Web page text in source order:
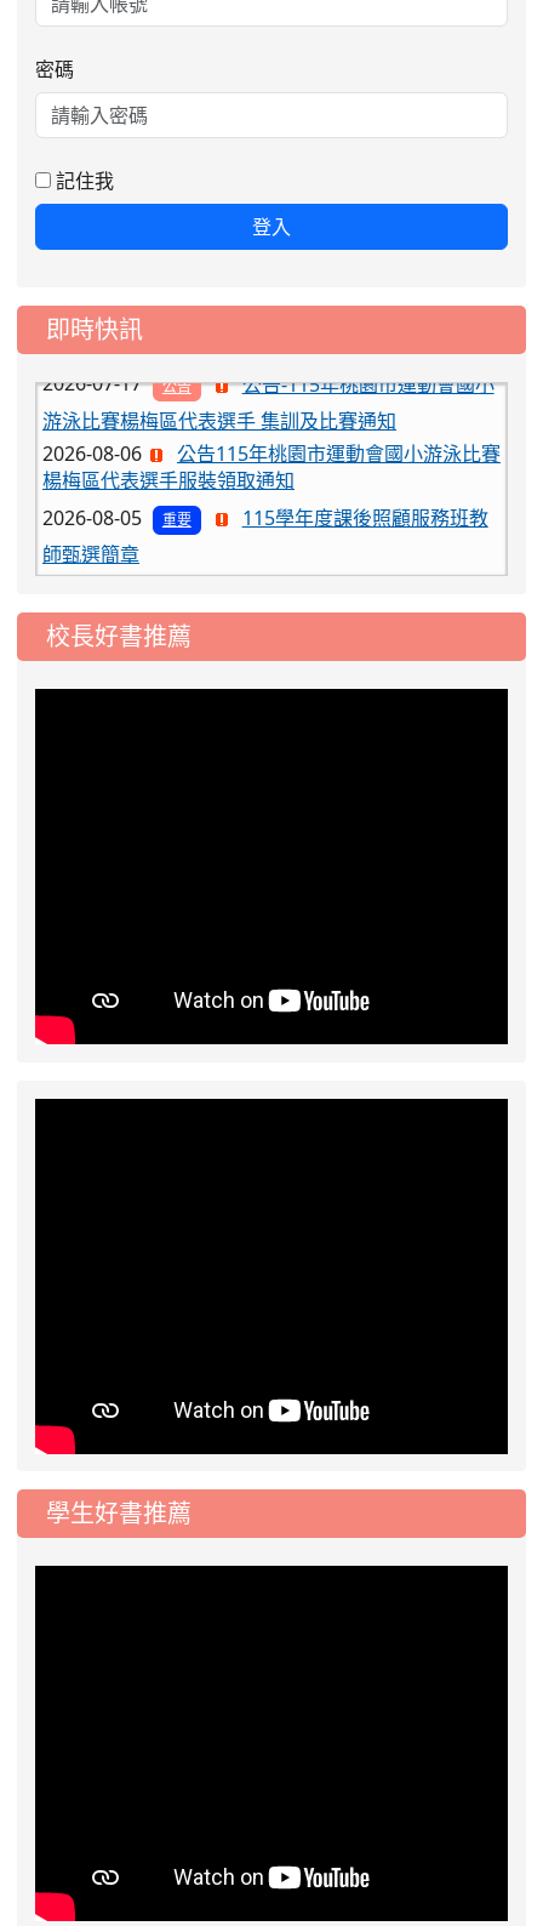
密碼
記住我
登入
即時快訊
2026-08-06
楊梅區代表選手服裝領取通知
2026-08-05
重要
115學年度課後照顧服務班教
師甄選簡章
115學年度一、三、五年級常
態編班結果公告
工車輛臨停」一案，請各位用路人留意
游泳比賽楊梅區代表選手 集訓及比賽通知
2026-08-06
公告115年桃園市運動會國小游泳比賽
楊梅區代表選手服裝領取通知
2026-08-05
115學年度課後照顧服務班教
2026-08-03
重要
115學年度一、三、五年級常
態編班結果公告
2026-07-31
公告
工車輛臨停」一案，請各位用路人留意
校長好書推薦
學生好書推薦